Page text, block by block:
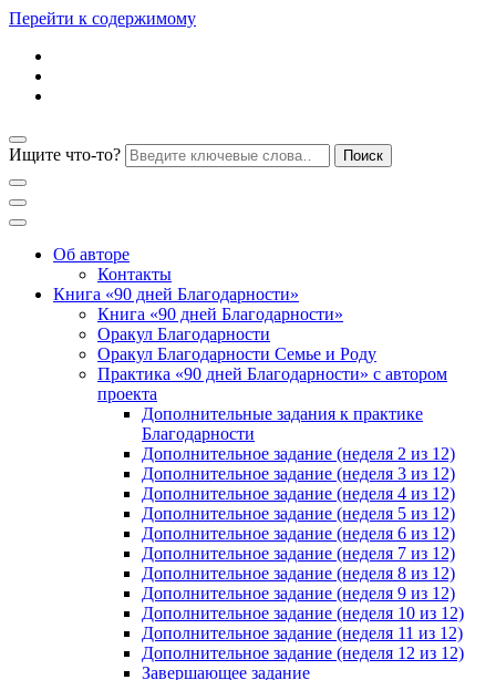
Перейти к содержимому
Ищите что-то?
Практическая
психология для
женщин
Об авторе
Контакты
Книга «90 дней Благодарности»
Книга «90 дней Благодарности»
Оракул Благодарности
Оракул Благодарности Семье и Роду
Практика «90 дней Благодарности» с автором
проекта
Дополнительные задания к практике
Благодарности
Дополнительное задание (неделя 2 из 12)
Дополнительное задание (неделя 3 из 12)
Дополнительное задание (неделя 4 из 12)
Дополнительное задание (неделя 5 из 12)
Дополнительное задание (неделя 6 из 12)
Дополнительное задание (неделя 7 из 12)
Дополнительное задание (неделя 8 из 12)
Дополнительное задание (неделя 9 из 12)
Дополнительное задание (неделя 10 из 12)
Дополнительное задание (неделя 11 из 12)
Дополнительное задание (неделя 12 из 12)
Завершающее задание